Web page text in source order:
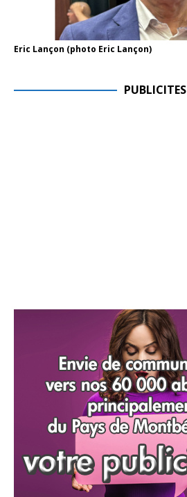
Eric Lançon (photo Eric Lançon)
PUBLICITES